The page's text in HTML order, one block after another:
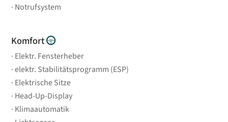
Notrufsystem
Komfort
Elektr. Fensterheber
elektr. Stabilitätsprogramm (ESP)
Elektrische Sitze
Head-Up-Display
Klimaautomatik